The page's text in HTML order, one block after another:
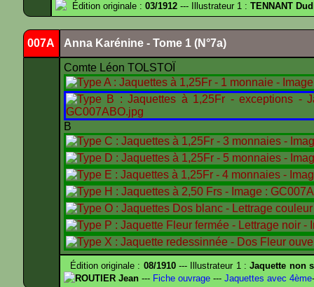
Édition originale : 03/1912 --- Illustrateur 1 : TENNANT
007A Anna Karénine - Tome 1 (N°7a)
Comte Léon TOLSTOÏ
B
Édition originale : 08/1910--- Illustrateur 1 :Jaquette non
ROUTIER Jean --- Fiche ouvrage --- Jaquettes avec 4ème